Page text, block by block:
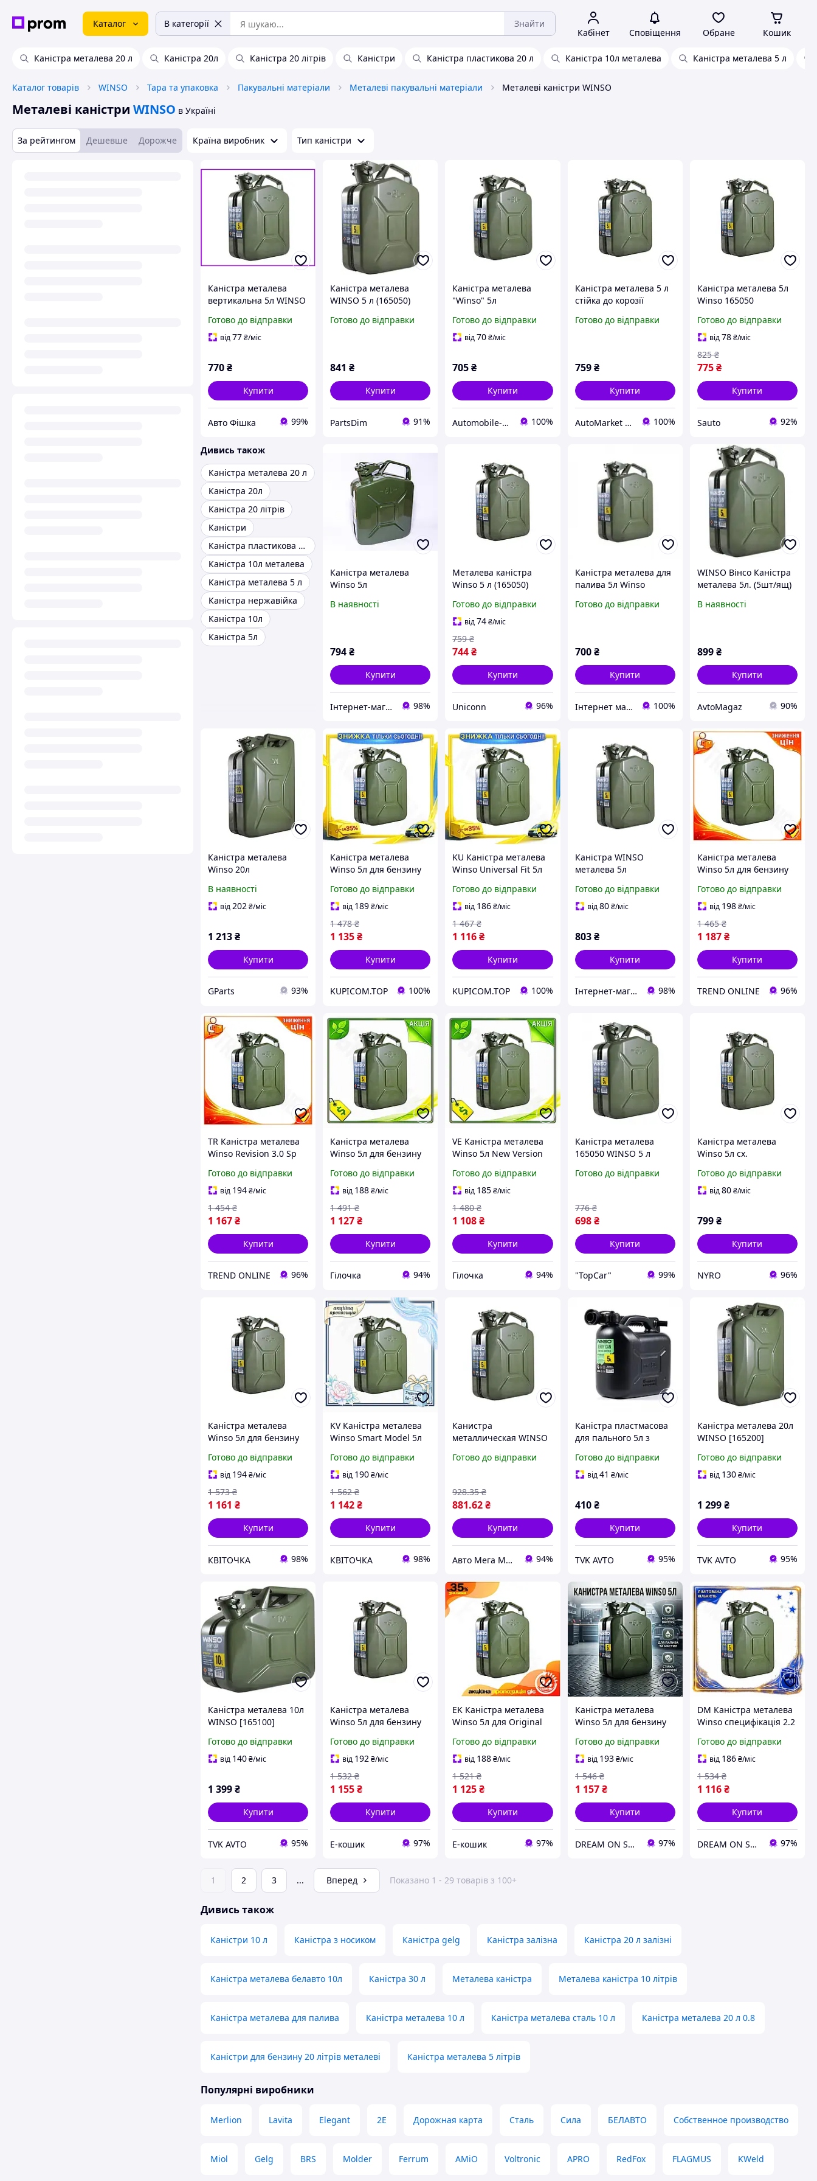
Каталог В категорії Знайти
Кабінет Сповіщення Обране Кошик
Каністра металева 20 л Каністра 20л Каністра 20 літрів Каністри Каністра пластикова 20 л Каністра 10л металева Каністра металева 5 л
Каталог товарів WINSO Тара та упаковка Пакувальні матеріали Металеві пакувальні матеріали Металеві каністри WINSO
Металеві каністри WINSO в Україні
За рейтингом Дешевше Дорожче Країна виробник Тип каністри
Каністра металева
вертикальна 5л WINSO
Готово до відправки
від77₴/міс
770₴
Купити
Авто Фішка 99%
Каністра металева
WINSO 5 л (165050)
Готово до відправки
841 ₴
Купити
PartsDim 91%
Каністра металева
"Winso" 5л
Готово до відправки
від70₴/міс
705₴
Купити
Automobile-accessories.com.ua 100%
Каністра металева 5 л
стійка до корозії
транспортування
Готово до відправки
759 ₴
Купити
AutoMarket UA 100%
Каністра металева 5л
Winso 165050
Готово до відправки
від78₴/міс
775₴
825 ₴
Купити
Sauto 92%
Дивись також
Каністра металева 20 л
Каністра 20л
Каністра 20 літрів
Каністри
Каністра пластикова 20 л
Каністра 10л металева
Каністра металева 5 л
Каністра нержавійка
Каністра 10л
Каністра 5л
Каністра металева
Winso 5л
В наявності
794₴
Купити
Інтернет-магазин BiBiOil 98%
Металева каністра
Winso 5 л (165050)
Готово до відправки
від74₴/міс
744₴
759 ₴
Купити
Uniconn 96%
Каністра металева для
палива 5л Winso
Готово до відправки
700 ₴
Купити
Інтернет магазин "ruchnyy_instrument_ua" 100%
WINSO Вінсо Каністра
металева 5л. (5шт/ящ)
В наявності
899₴
Купити
AvtoMagaz 90%
Каністра металева
Winso 20л
В наявності
від 202 ₴/міс
1 213₴
Купити
GParts 93%
Каністра металева
Winso 5л для бензину
контейнер для
зберігання рідин KU-22
Готово до відправки
від 189₴/міс
1 135₴
1 478 ₴
Купити
KUPICOM.TOP 100%
KU Каністра металева
Winso Universal Fit 5л
горючих рідин та
мастил резервуар для
Готово до відправки
від 186₴/міс
1 116₴
1 467 ₴
Купити
KUPICOM.TOP 100%
Каністра WINSO
металева 5л
Готово до відправки
від80 ₴/міс
803 ₴
Купити
Інтернет-магазин «АвтоДруг» 98%
Каністра металева
Winso 5л для бензину
контейнер для
зберігання рідин TR-44
Готово до відправки
від 198₴/міс
1 187₴
1 465 ₴
Купити
TREND ONLINE 96%
TR Каністра металева
Winso Revision 3.0 Sp
горючих рідин та
мастил резервуар для
пал SpeR-4N
Готово до відправки
від 194₴/міс
1 167₴
1 454 ₴
Купити
TREND ONLINE 96%
Каністра металева
Winso 5л для бензину
контейнер для
зберігання рідин VE-33
Готово до відправки
від 188₴/міс
1 127₴
1 491 ₴
Купити
Гілочка 94%
VE Каністра металева
Winso 5л New Version
горючих рідин та
мастил резервуар для
палива N6W_VER
Готово до відправки
від 185₴/міс
1 108₴
1 480 ₴
Купити
Гілочка 94%
Каністра металева
165050 WINSO 5 л
Готово до відправки
698 ₴
776 ₴
Купити
"TopCar" 99%
Каністра металева
Winso 5л cx.
Готово до відправки
від80₴/міс
799₴
Купити
NYRO 96%
Каністра металева
Winso 5л для бензину
контейнер для
зберігання рідин
KVI_12
Готово до відправки
від 194₴/міс
1 161 ₴
1 573 ₴
Купити
КВІТОЧКА 98%
KV Каністра металева
Winso Smart Model 5л
горючих рідин та
мастил паливна
ємність 99/KVI
Готово до відправки
від 190₴/міс
1 142₴
1 562 ₴
Купити
КВІТОЧКА 98%
Канистра
металлическая WINSO
Готово до відправки
881.62₴
928.35 ₴
Купити
Авто Мега Маркет 94%
Каністра пластмасова
для пального 5л з
Готово до відправки
від41 ₴/міс
410 ₴
Купити
TVK AVTO 95%
Каністра металева 20л
WINSO [165200]
Готово до відправки
від 130₴/міс
1 299₴
Купити
TVK AVTO 95%
Каністра металева 10л
WINSO [165100]
Готово до відправки
від 140₴/міс
1 399₴
Купити
TVK AVTO 95%
Каністра металева
Winso 5л для бензину
контейнер для
зберігання рідин EK-77
Готово до відправки
від 192₴/міс
1 155₴
1 532 ₴
Купити
Е-кошик 97%
EK Каністра металева
Winso 5л для Original
горючих рідин та
мастил резервуар для
пал HFX17_E
Готово до відправки
від 188₴/міс
1 125₴
1 521 ₴
Купити
Е-кошик 97%
Каністра металева
Winso 5л для бензину
контейнер для
зберігання рідин DM-
11
Готово до відправки
від 193 ₴/міс
1 157 ₴
1 546 ₴
Купити
DREAM ON SHOP 97%
DM Каністра металева
Winso специфікація 2.2
горючих рідин та
мастил резервуар для
па SPE|LZ
Готово до відправки
від 186₴/міс
1 116₴
1 534 ₴
Купити
DREAM ON SHOP 97%
1 2 3 ... Вперед Показано 1 - 29 товарів з 100+
Дивись також
Каністри 10 л Каністра з носиком Каністра gelg Каністра залізна Каністра 20 л залізні
Каністра металева белавто 10л Каністра 30 л Металева каністра Металева каністра 10 літрів
Каністра металева для палива Каністра металева 10 л Каністра металева сталь 10 л Каністра металева 20 л 0.8
Каністри для бензину 20 літрів металеві Каністра металева 5 літрів
Популярні виробники
Merlion Lavita Elegant 2E Дорожная карта Сталь Сила БЕЛАВТО Собственное производство
Miol Gelg BRS Molder Ferrum AMiO Voltronic APRO RedFox FLAGMUS KWeld